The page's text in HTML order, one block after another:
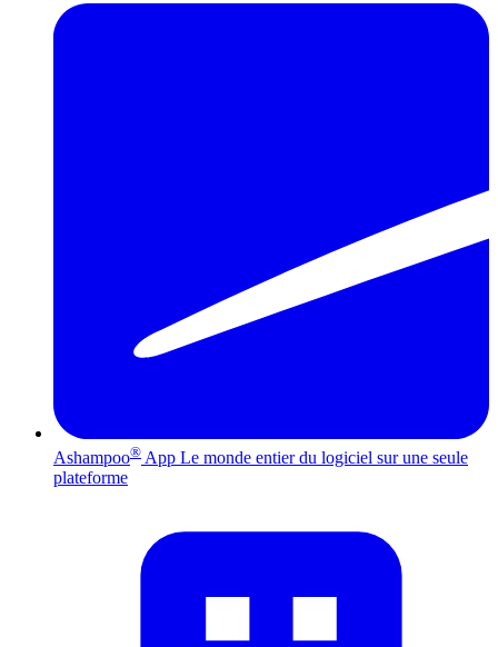
Ashampoo® App Le monde entier du logiciel sur une seule
plateforme